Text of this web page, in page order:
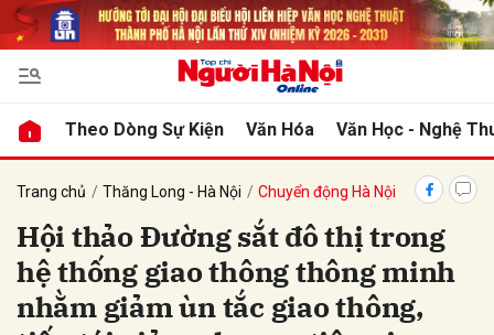
Theo Dòng Sự Kiện Văn Hóa Văn Học - Nghệ
Trang chủ Thăng Long - Hà Nội Chuyển động Hà Nội
Hội thảo Đường sắt đô thị trong
hệ thống giao thông thông minh
nhằm giảm ùn tắc giao thông,
luận